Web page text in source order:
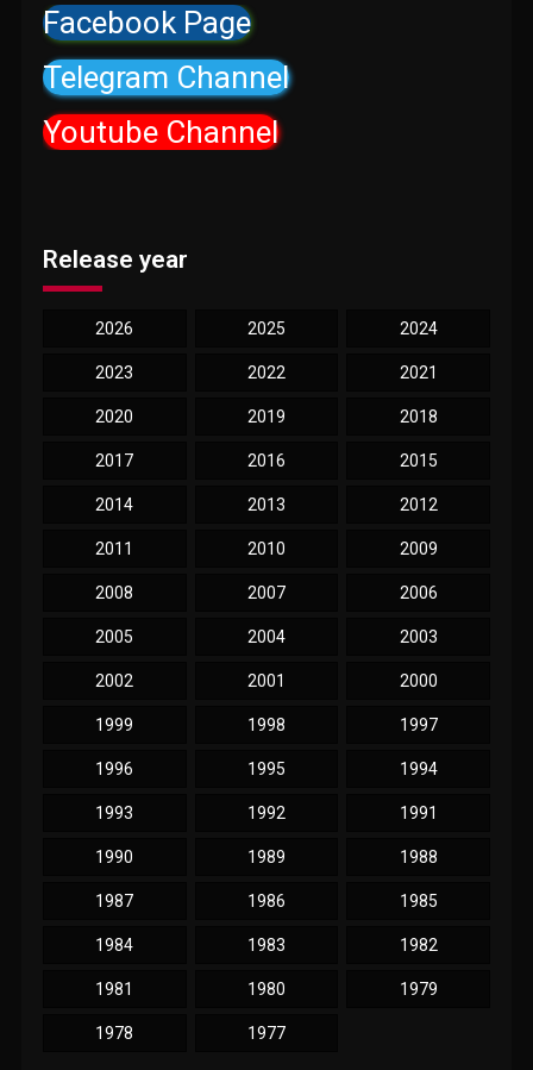
Facebook Page
Telegram Channel
Youtube Channel
Release year
2026 2025 2024
2023 2022 2021
2020 2019 2018
2017 2016 2015
2014 2013 2012
2011 2010 2009
2008 2007 2006
2005 2004 2003
2002 2001 2000
1999 1998 1997
1996 1995 1994
1993 1992 1991
1990 1989 1988
1987 1986 1985
1984 1983 1982
1981 1980 1979
1978 1977